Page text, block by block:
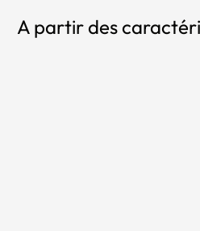
A partir des